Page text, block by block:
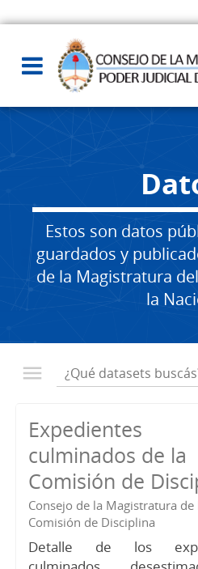
Estos son datos
guardados y
de la Magistratura
la
Expedientes
culminados de la
Comisión de
Consejo de la Magistratura de
Comisión de Disciplina
Detalle de los